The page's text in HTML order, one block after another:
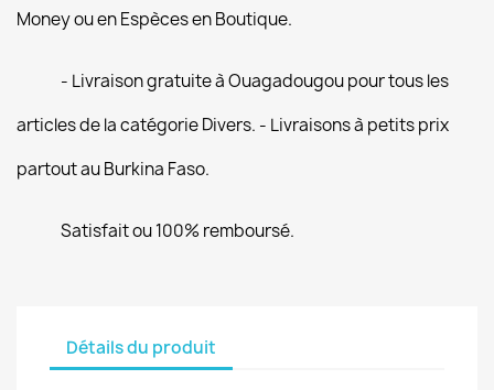
Money ou en Espèces en Boutique.
- Livraison gratuite à Ouagadougou pour tous les
articles de la catégorie Divers. - Livraisons à petits prix
partout au Burkina Faso.
Satisfait ou 100% remboursé.
Détails du produit